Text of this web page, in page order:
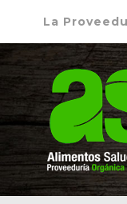
La
Alimentos
Proveeduría